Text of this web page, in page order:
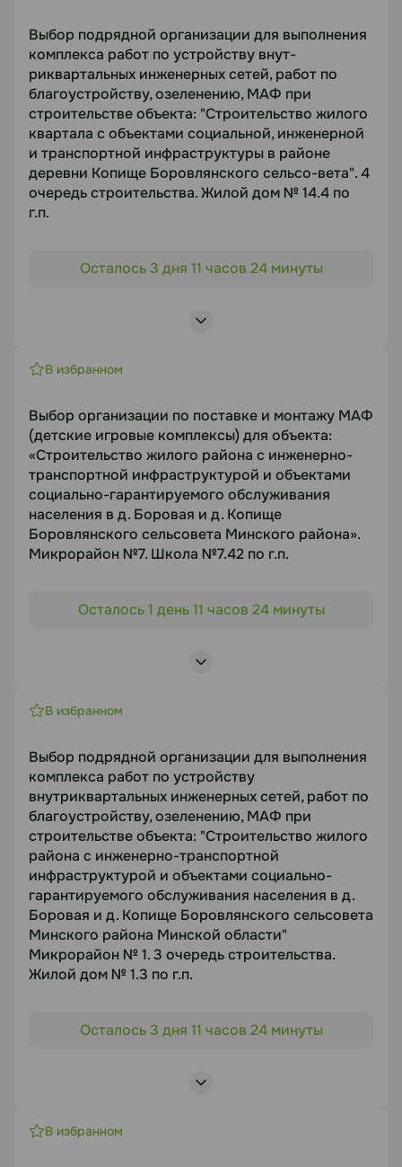
В работе
Посмотреть лоты
Выбор подрядной организации на выполнение
работ по чистовой отделке квартир при
строительстве объекта:
Срок подачи
14.08.2026
Документация
https://disk.yandex.com/i/lqo8oDSEUlBp2Q
Выбор подрядной организации для выполнения
комплекса работ по устройству внут-
риквартальных инженерных сетей, работ по
благоустройству, озеленению, МАФ при
строительстве объекта: "Строительство жилого
квартала с объектами социальной, инженерной
и транспортной инфраструктуры в районе
деревни Копище Боровлянского сельсо-вета". 4
очередь строительства. Жилой дом № 14.4 по
г.п.
"Строительство жилого квартала с объектами
инфраструктуры в районе деревни Копище
строительства. Жилой дом № 14.4 по г.п.
Выбор подрядной организации для выполнения
комплекса работ по устройству внут-
риквартальных инженерных сетей, работ по
благоустройству, озеленению, МАФ
Срок подачи
12.08.2026
https://disk.yandex.ru/i/HtU6izrf5wRiwQ
В работе
Посмотреть лоты
Осталось 3 дня 11 часов 24 минуты
Выбор организации по поставке и монтажу МАФ
(детские игровые комплексы) для объекта:
«Строительство жилого района с инженерно-
транспортной инфраструктурой и объектами
социально-гарантируемого обслуживания
населения в д. Боровая и д. Копище
Боровлянского сельсовета Минского района».
Микрорайон №7. Школа №7.42 по г.п.
«Строительство жилого района с инженерно-
социально-гарантируемого обслуживания
Боровлянского сельсовета Минского района».
Предмет торгов
МАФ (детские игровые комплексы) для школы
7.42 НБ
Срок подачи
10.08.2026
Документация
https://disk.yandex.ru/d/AmO1djPfBezWTA
В работе
В избранном
Осталось 1 день 11 часов 24 минуты
Выбор подрядной организации для выполнения
комплекса работ по устройству
внутриквартальных инженерных сетей, работ по
благоустройству, озеленению, МАФ при
строительстве объекта: "Строительство жилого
района с инженерно-транспортной
инфраструктурой и объектами социально-
гарантируемого обслуживания населения в д.
Боровая и д. Копище Боровлянского сельсовета
Минского района Минской области"
Микрорайон № 1. 3 очередь строительства.
Жилой дом № 1.3 по г.п.
"Строительство жилого района с инженерно-
социально-гарантируемого обслуживания
Боровлянского сельсовета Минского района
В избранном
Осталось 3 дня 11 часов 24 минуты
В избранном